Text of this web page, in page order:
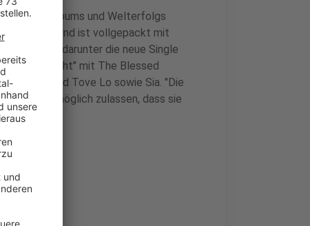
1-Albums und Welterfolgs
Musik und ist vollgepackt mit
Songs, darunter die neue Single
Night" mit The Blessed
Rexha und Tove Lo sowie Sia. "Die
es unmöglich zulassen, dass sie
Kylie.